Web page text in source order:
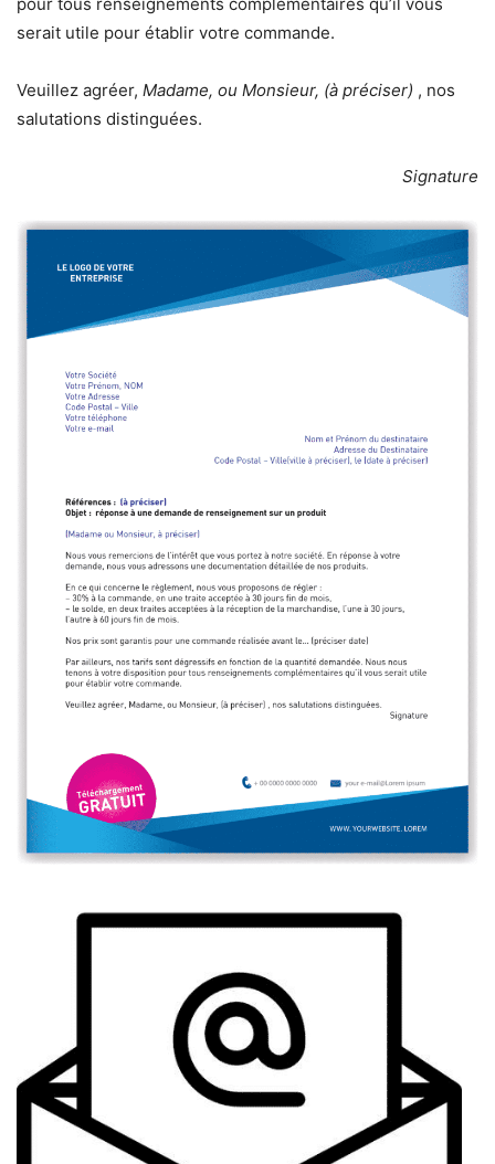
serait utile pour établir votre commande.
Veuillez agréer, Madame, ou Monsieur, (à préciser) , nos
salutations distinguées.
Signature